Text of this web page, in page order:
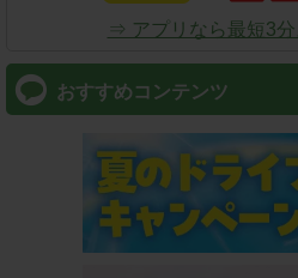
⇒ アプリなら最短3分
おすすめコンテンツ